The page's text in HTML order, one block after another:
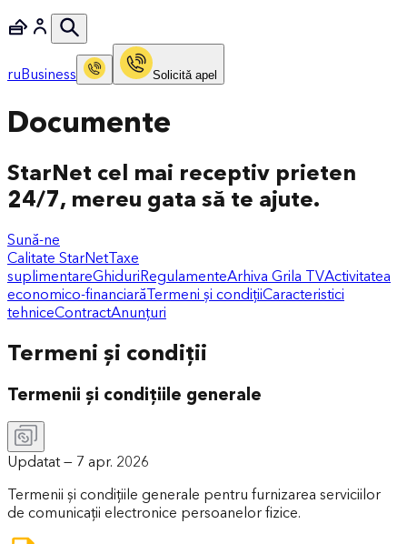
ruBusiness Solicitǎ apel
Documente
StarNet cel mai receptiv prieten
24/7, mereu gata să te ajute.
Sună-ne
Calitate StarNetTaxe
suplimentareGhiduriRegulamenteArhiva Grila TVActivitatea
economico-financiarăTermeni și condițiiCaracteristici
tehniceContractAnunțuri
Termeni și condiții
Termenii și condițiile generale
Updatat — 7 apr. 2026
Termenii și condițiile generale pentru furnizarea serviciilor
de comunicații electronice persoanelor fizice.